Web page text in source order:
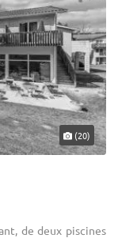
(20)
de deux piscines